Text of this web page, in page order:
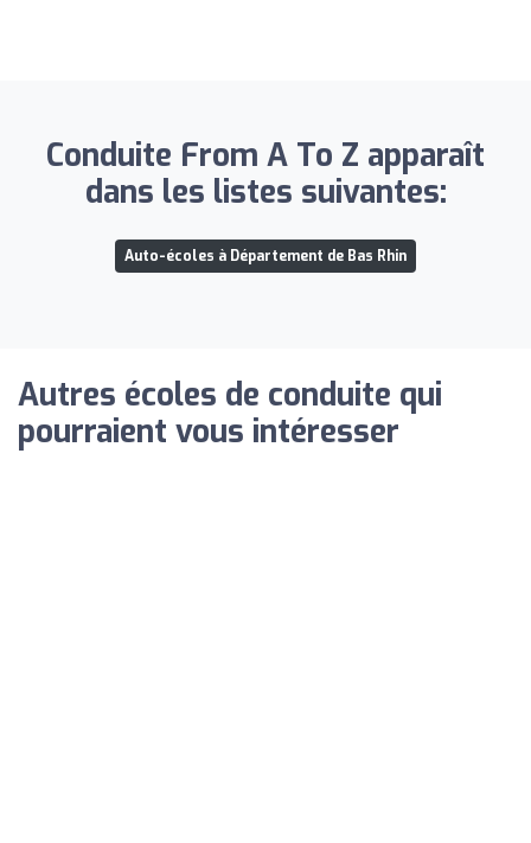
Conduite From A To Z apparaît
dans les listes suivantes:
Auto-écoles à Département de Bas Rhin
Autres écoles de conduite qui
pourraient vous intéresser